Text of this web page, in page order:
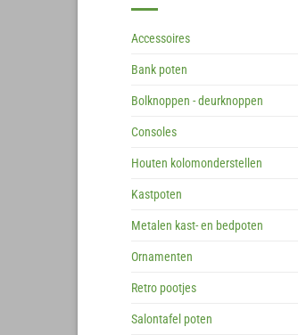
Accessoires
Bank poten
Bolknoppen - deurknoppen
Consoles
Houten kolomonderstellen
Kastpoten
Metalen kast- en bedpoten
Ornamenten
Retro pootjes
Salontafel poten